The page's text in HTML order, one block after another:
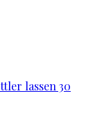
lassen 30